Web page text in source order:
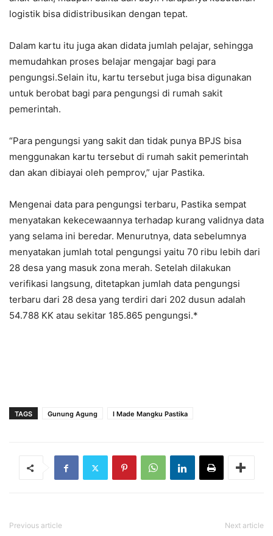
logistik bisa didistribusikan dengan tepat.
Dalam kartu itu juga akan didata jumlah pelajar, sehingga
memudahkan proses belajar mengajar bagi para
pengungsi.Selain itu, kartu tersebut juga bisa digunakan
untuk berobat bagi para pengungsi di rumah sakit
pemerintah.
“Para pengungsi yang sakit dan tidak punya BPJS bisa
menggunakan kartu tersebut di rumah sakit pemerintah
dan akan dibiayai oleh pemprov,” ujar Pastika.
Mengenai data para pengungsi terbaru, Pastika sempat
menyatakan kekecewaannya terhadap kurang validnya data
yang selama ini beredar. Menurutnya, data sebelumnya
menyatakan jumlah total pengungsi yaitu 70 ribu lebih dari
28 desa yang masuk zona merah. Setelah dilakukan
verifikasi langsung, ditetapkan jumlah data pengungsi
terbaru dari 28 desa yang terdiri dari 202 dusun adalah
54.788 KK atau sekitar 185.865 pengungsi.*
TAGS Gunung Agung I Made Mangku Pastika
Previous article Next article